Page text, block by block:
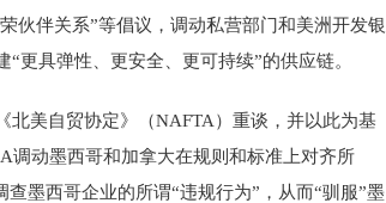
伙伴关系”等倡议，调动私营部门和美洲开发银
更具弹性、更安全、更可持续”的供应链。
美自贸协定》（NAFTA）重谈，并以此为基
动墨西哥和加拿大在规则和标准上对齐所
墨西哥企业的所谓“违规行为”，从而“驯服”墨